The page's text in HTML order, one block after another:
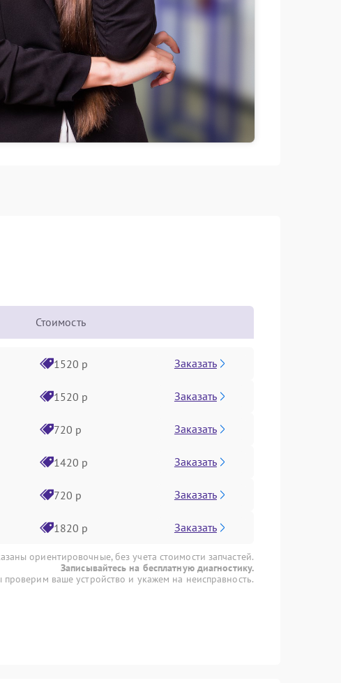
Стоимость
1520 р Заказать
1520 р Заказать
720 р Заказать
1420 р Заказать
720 р Заказать
1820 р Заказать
ориентировочные, без учета стоимости запчастей.
Записывайтесь на бесплатную диагностику.
ваше устройство и укажем на неисправность.